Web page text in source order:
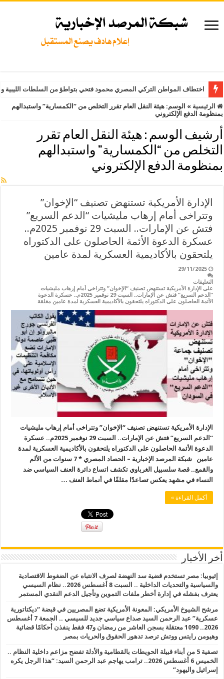
اختطاف المواطن التركي المصري محمود فتحي بتواطؤ من السلطات
الرئيسية » الوسم: هيئة النقل العام تقرر التخلص من “الكمسارية” واستبدالهم
بمنظومة الدفع الإلكتروني
أرشيف الوسم : هيئة النقل العام تقرر
التخلص من “الكمسارية” واستبدالهم
بمنظومة الدفع الإلكتروني
الإدارة الأمريكية تستنهض تصنيف “الإخوان”
وتتراخى أمام إرهاب مليشيات “الدعم السريع”
فتش عن الإمارات.. السبت 29 نوفمبر 2025م..
عسكرة الدعوة الأئمة الحاصلون على الدكتوراه
يلتحقون بالأكاديمية العسكرية لمدة عامين
29/11/2025
التعليقات
على الإدارة الأمريكية تستنهض تصنيف “الإخوان” وتتراخى أمام إرهاب مليشيات
“الدعم السريع” فتش عن الإمارات.. السبت 29 نوفمبر 2025م.. عسكرة الدعوة
الأئمة الحاصلون على الدكتوراه يلتحقون بالأكاديمية العسكرية لمدة عامين مغلقة
الإدارة الأمريكية تستنهض تصنيف “الإخوان” وتتراخى أمام إرهاب مليشيات
“الدعم السريع” فتش عن الإمارات.. السبت 29 نوفمبر 2025م.. عسكرة
الدعوة الأئمة الحاصلون على الدكتوراه يلتحقون بالأكاديمية العسكرية لمدة
عامين شبكة المرصد الإخبارية – الحصاد المصري * 7 سنوات من الألم
والقمع.. قصة سلسبيل الغرباوي تكشف اتساع دائرة العنف السياسي ضد
النساء في مشهد يعكس تصاعدًا مقلقًا في أنماط العنف …
أكمل القراءة »
أخر الأخبار
إثيوبيا: مصر تستخدم قضية سد النهضة لصرف الانتباه عن الضغوط الاقتصادية
والسياسية والتحديات الداخلية .. السبت 8 أغسطس 2026.. نظام السيسي
يعترف بفشله في إدارة أخطر ملفات التموين وتأجيل الدعم النقدي المستمر
مرشح الشيوخ الأمريكي: المعونة الأمريكية تضع المصريين في قبضة “ديكتاتورية
عسكرية” عبد الرحمن السيد صداع سياسي جديد للسيسي .. الجمعة 7 أغسطس
2026.. 1090 معتقلة بسجن العاشر من رمضان و47 فقط ينفذن أحكامًا قضائية
وهيومن رايتس ووتش ترصد تدهور الحقوق والحريات بمصر
تصفية 5 من أبناء قبيلة الحويطات بالقطامية والأدلة تفضح مزاعم داخلية النظام ..
الخميس 6 أغسطس 2026.. ترامب يهاجم عبد الرحمن السيد: “هذا الرجل يكره
إسرائيل واليهود”